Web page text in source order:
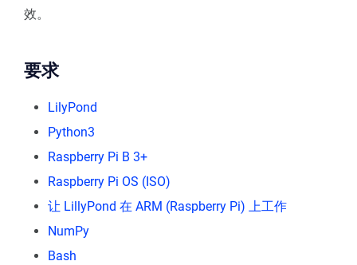
效。
要求
LilyPond
Python3
Raspberry Pi B 3+
Raspberry Pi OS (ISO)
让 LillyPond 在 ARM (Raspberry Pi) 上工作
NumPy
Bash